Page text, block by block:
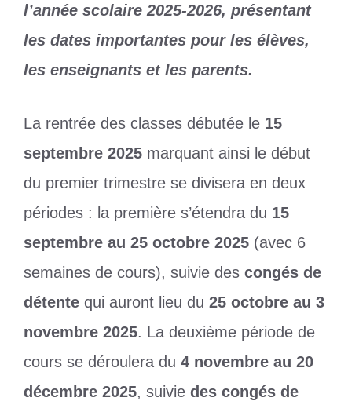
l’année scolaire 2025-2026, présentant
les dates importantes pour les élèves,
les enseignants et les parents.
La rentrée des classes débutée le 15
septembre 2025 marquant ainsi le début
du premier trimestre se divisera en deux
périodes : la première s’étendra du 15
septembre au 25 octobre 2025 (avec 6
semaines de cours), suivie des congés de
détente qui auront lieu du 25 octobre au 3
novembre 2025. La deuxième période de
cours se déroulera du 4 novembre au 20
décembre 2025, suivie des congés de